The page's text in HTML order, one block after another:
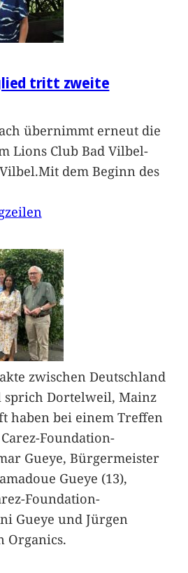
tritt zweite
übernimmt erneut die
Lions Club Bad Vilbel-
dem Beginn des
zwischen Deutschland
sprich Dortelweil, Mainz
haben bei einem Treffen
Foundation-
Gueye, Bürgermeister
Gueye (13),
Foundation-
Gueye und Jürgen
Organics.